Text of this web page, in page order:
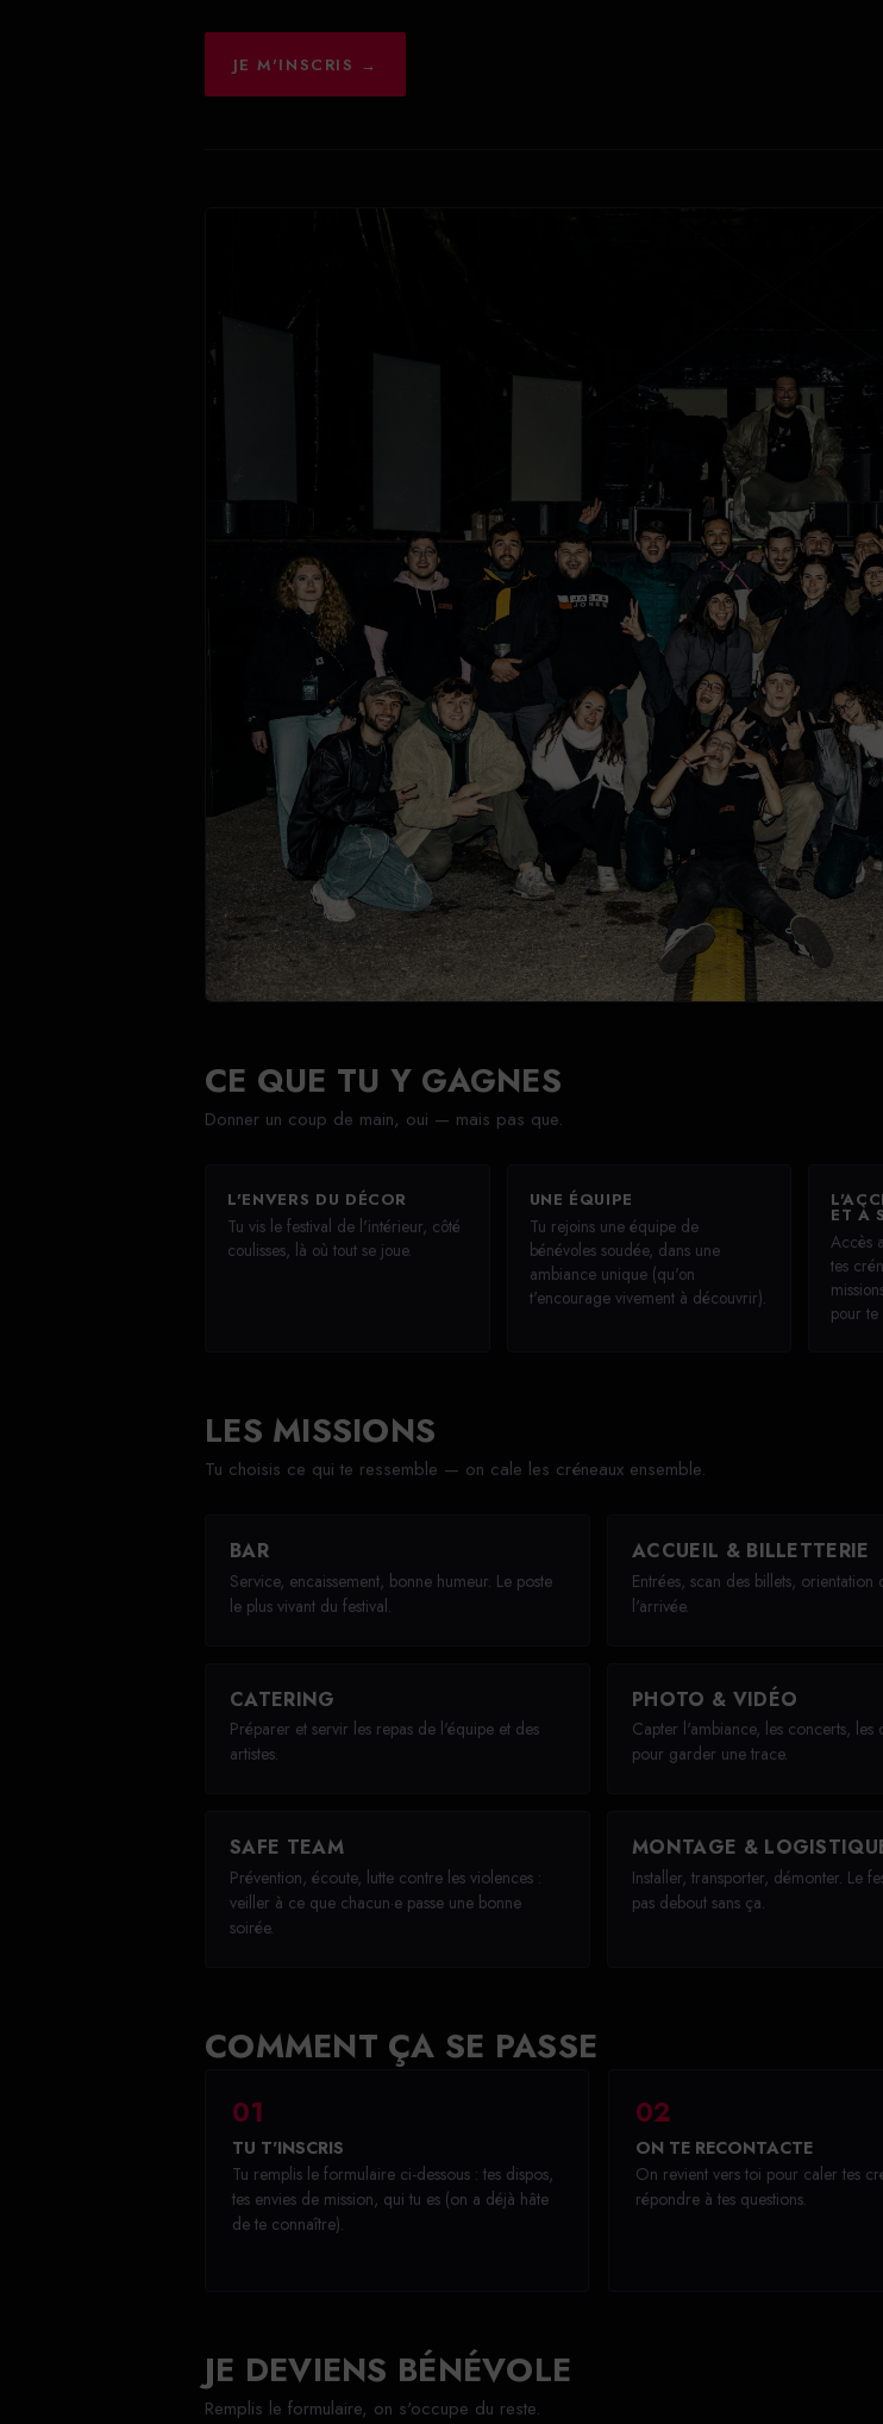
JE M'INSCRIS →
CE QUE TU Y GAGNES
Donner un coup de main, oui — mais pas que.
L'ENVERS DU DÉCOR
Tu vis le festival de l'intérieur, côté
coulisses, là où tout se joue.
UNE ÉQUIPE
Tu rejoins une équipe de
bénévoles soudée, dans une
ambiance unique (qu'on
t'encourage vivement à découvrir).
ET À
Accès
tes
pour te
LES MISSIONS
Tu choisis ce qui te ressemble — on cale les créneaux ensemble.
BAR
Service, encaissement, bonne humeur. Le poste
le plus vivant du festival.
ACCUEIL & BILLETTERIE
Entrées, scan des billets, orientation
l'arrivée.
CATERING
Préparer et servir les repas de l'équipe et des
artistes.
PHOTO & VIDÉO
Capter l'ambiance, les concerts, les
pour garder une trace.
SAFE TEAM
Prévention, écoute, lutte contre les violences :
veiller à ce que chacun·e passe une bonne
soirée.
MONTAGE &
Installer, transporter, démonter. Le
pas debout sans ça.
COMMENT ÇA SE PASSE
01
TU T'INSCRIS
Tu remplis le formulaire ci-dessous : tes dispos,
tes envies de mission, qui tu es (on a déjà hâte
de te connaître).
02
ON TE RECONTACTE
On revient vers toi pour caler tes
répondre à tes questions.
JE DEVIENS BÉNÉVOLE
Remplis le formulaire, on s'occupe du reste.